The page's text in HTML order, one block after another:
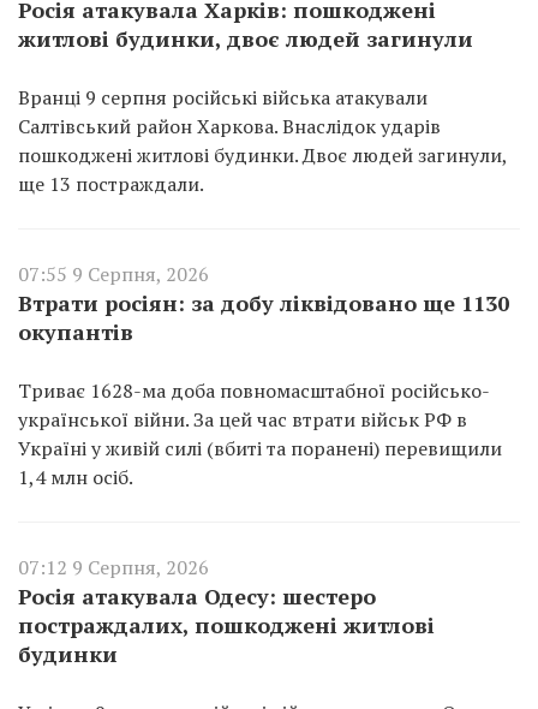
Росія атакувала Харків: пошкоджені
житлові будинки, двоє людей загинули
Вранці 9 серпня російські війська атакували
Салтівський район Харкова. Внаслідок ударів
пошкоджені житлові будинки. Двоє людей загинули,
ще 13 постраждали.
07:55 9 Серпня, 2026
Втрати росіян: за добу ліквідовано ще 1130
окупантів
Триває 1628-ма доба повномасштабної російсько-
української війни. За цей час втрати військ РФ в
Україні у живій силі (вбиті та поранені) перевищили
1,4 млн осіб.
07:12 9 Серпня, 2026
Росія атакувала Одесу: шестеро
постраждалих, пошкоджені житлові
будинки